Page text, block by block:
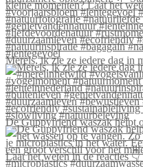
Merels, ik zie ze iedere dag in
De Guppyfriend waszak helpt